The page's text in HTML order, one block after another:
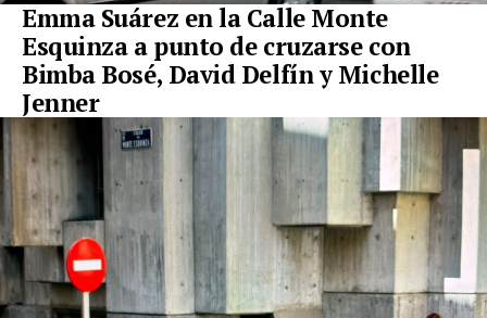
Emma Suárez en la Calle Monte
Esquinza a punto de cruzarse con
Bimba Bosé, David Delfín y Michelle
Jenner